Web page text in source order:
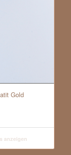
Gold
anzeigen